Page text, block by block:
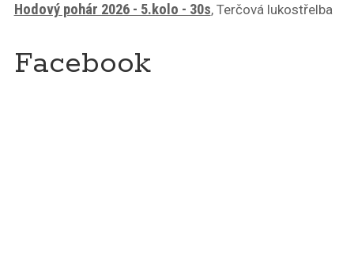
Hodový pohár 2026 - 5.kolo - 30s, Terčová lukostřelba
Facebook